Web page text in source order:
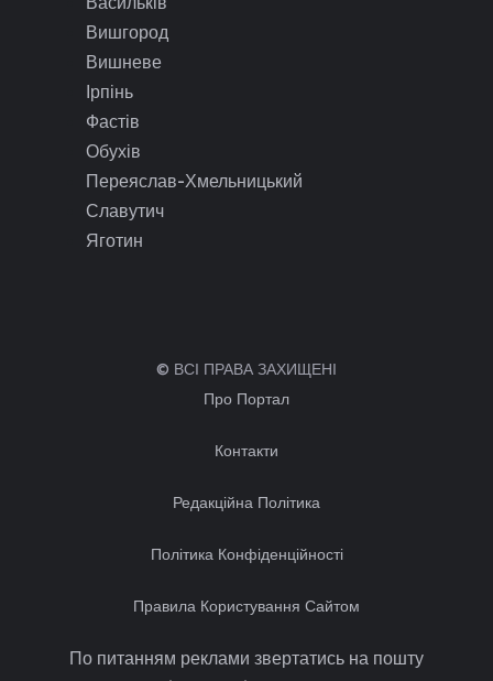
Вишгород
Вишневе
Ірпінь
Фастів
Обухів
Переяслав-Хмельницький
Славутич
Яготин
© ВСІ ПРАВА ЗАХИЩЕНІ
Про Портал
Контакти
Редакційна Політика
Політика Конфіденційності
Правила Користування Сайтом
По питанням реклами звертатись на пошту